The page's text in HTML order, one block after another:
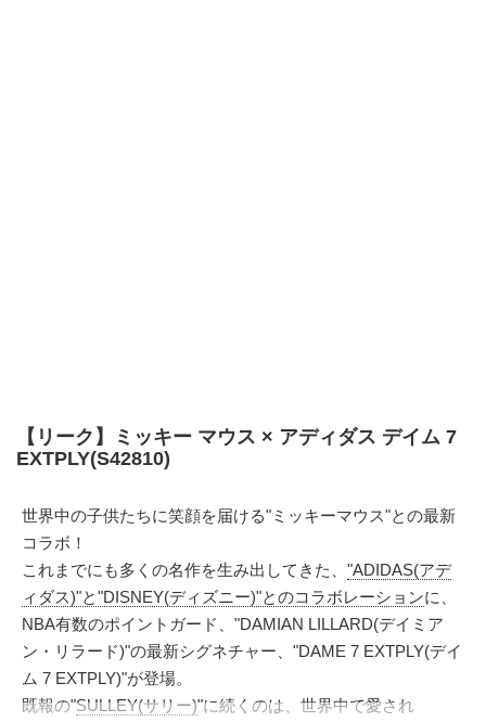
【リーク】ミッキー マウス × アディダス デイム 7
EXTPLY(S42810)
世界中の子供たちに笑顔を届ける"ミッキーマウス"との最新
コラボ！
これまでにも多くの名作を生み出してきた、 "ADIDAS(アデ
ィダス)"と"DISNEY(ディズニー)"とのコラボレーションに、
NBA有数のポイントガード、"DAMIAN LILLARD(デイミア
ン・リラード)"の最新シグネチャー、"DAME 7 EXTPLY(デイ
ム 7 EXTPLY)"が登場。
既報の"SULLEY(サリー)"に続くのは、世界中で愛され